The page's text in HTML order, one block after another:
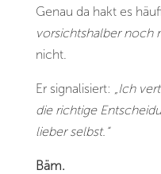
Genau da hakt es
vorsichtshalber noch
nicht.
Er signalisiert: „Ich
die richtige
lieber selbst.“
Bäm.